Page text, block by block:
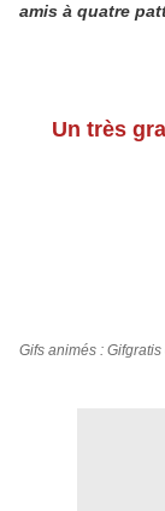
amis à quatre
Un très
Gifs animés :